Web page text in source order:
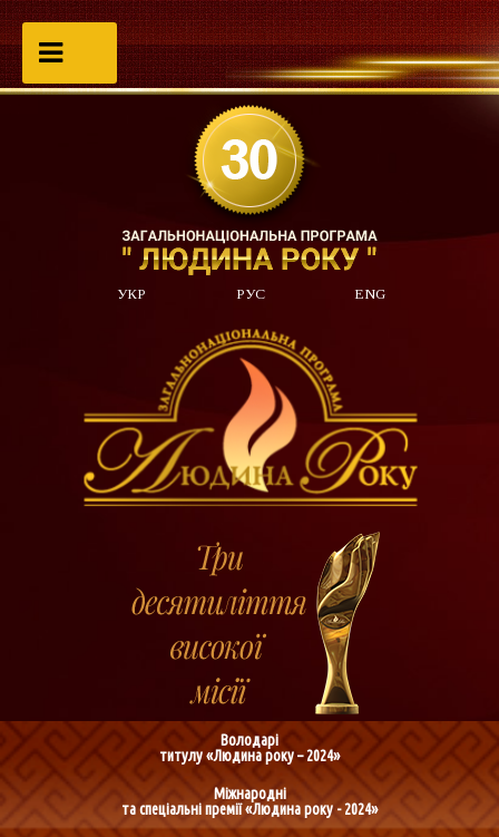
УКР РУС ENG
Володарі
титулу «Людина року – 2024»
Міжнародні
та спеціальні премії «Людина року - 2024»